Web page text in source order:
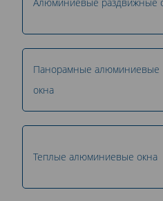
Панорамные алюминиевые
окна
Теплые алюминиевые окна